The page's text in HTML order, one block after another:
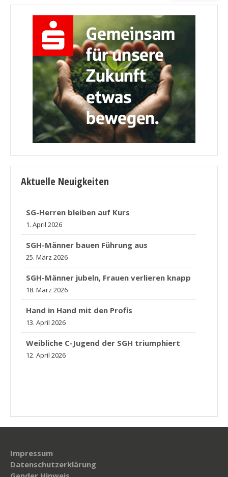
Aktuelle Neuigkeiten
SG-Herren bleiben auf Kurs
1. April 2026
SGH-Männer bauen Führung aus
25. März 2026
SGH-Männer jubeln, Frauen verlieren knapp
18. März 2026
Hand in Hand mit den Profis
13. April 2026
Weibliche C-Jugend der SGH triumphiert
12. April 2026
Impressum
Datenschutzerklärung